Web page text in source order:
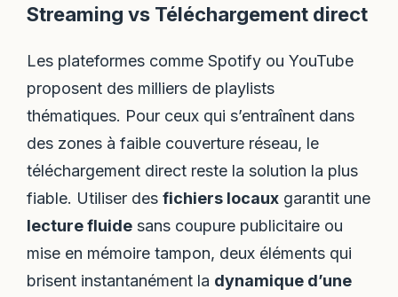
Streaming vs Téléchargement direct
Les plateformes comme Spotify ou YouTube
proposent des milliers de playlists
thématiques. Pour ceux qui s’entraînent dans
des zones à faible couverture réseau, le
téléchargement direct reste la solution la plus
fiable. Utiliser desfichiers locaux garantit une
lecture fluide sans coupure publicitaire ou
mise en mémoire tampon, deux éléments qui
brisent instantanément la dynamique d’une